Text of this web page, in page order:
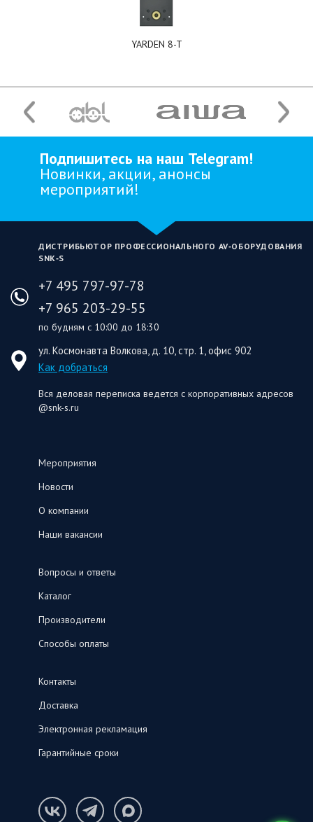
YARDEN 8-T
Подпишитесь на наш Telegram!
Новинки, акции, анонсы
мероприятий!
ДИСТРИБЬЮТОР ПРОФЕССИОНАЛЬНОГО AV‑ОБОРУДОВАНИЯ
SNK‑S
+7 495 797-97-78
+7 965 203-29-55
по будням с 10:00 до 18:30
ул. Космонавта Волкова, д. 10, стр. 1, офис 902
Как добраться
Вся деловая переписка ведется с корпоративных адресов
@snk-s.ru
Мероприятия
Новости
О компании
Наши вакансии
Вопросы и ответы
Каталог
Производители
Способы оплаты
Контакты
Доставка
Электронная рекламация
Гарантийные сроки